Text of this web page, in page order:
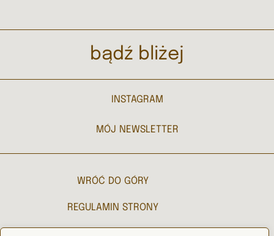
bądź bliżej
INSTAGRAM
MÓJ NEWSLETTER
WRÓĆ DO GÓRY
REGULAMIN STRONY